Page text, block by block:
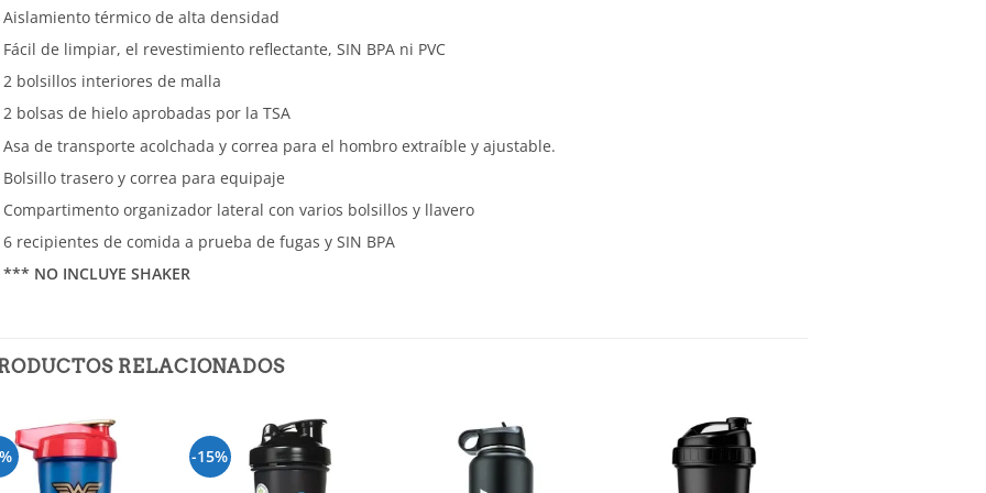
Aislamiento térmico de alta densidad
Fácil de limpiar, el revestimiento reflectante, SIN BPA ni PVC
2 bolsillos interiores de malla
2 bolsas de hielo aprobadas por la TSA
Asa de transporte acolchada y correa para el hombro extraíble y ajustable.
Bolsillo trasero y correa para equipaje
Compartimento organizador lateral con varios bolsillos y llavero
6 recipientes de comida a prueba de fugas y SIN BPA
*** NO INCLUYE SHAKER
RELACIONADOS
-15%